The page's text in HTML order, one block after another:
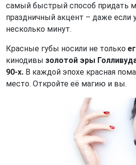
самый быстрый способ придать
праздничный акцент – даже если
несколько минут.
Красные губы носили не только
кинодивы золотой эры
90-х. В каждой эпохе красная
место. Откройте её магию и вы.